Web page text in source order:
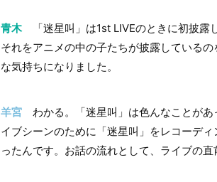
青木「迷星叫」は1st LIVEのときに初披露
それをアニメの中の子たちが披露している
な気持ちになりました。
羊宮 わかる。「迷星叫」は色んなことがあ
イブシーンのために「迷星叫」をレコーデ
ったんです。お話の流れとして、ライブの